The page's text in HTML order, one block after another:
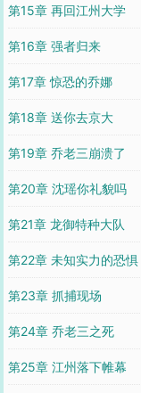
第15章 再回江州大学
第16章 强者归来
第17章 惊恐的乔娜
第18章 送你去京大
第19章 乔老三崩溃了
第20章 沈瑶你礼貌吗
第21章 龙御特种大队
第22章 未知实力的恐惧
第23章 抓捕现场
第24章 乔老三之死
第25章 江州落下帷幕